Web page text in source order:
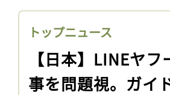
トップニュース
【日本】LINEヤ
事を問題視。ガイ